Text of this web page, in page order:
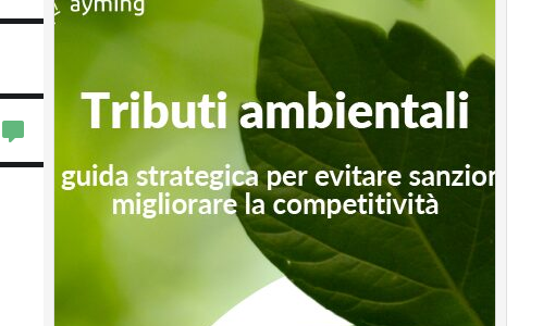
CorCom
Podcast